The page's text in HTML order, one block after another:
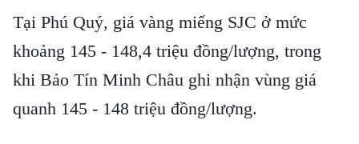
Tại Phú Quý, giá vàng miếng SJC ở mức
khoảng 145 - 148,4 triệu đồng/lượng, trong
khi Bảo Tín Minh Châu ghi nhận vùng giá
quanh 145 - 148 triệu đồng/lượng.